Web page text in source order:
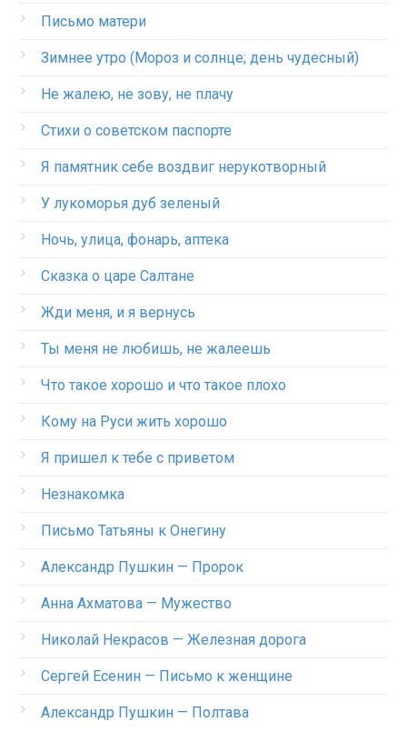
Письмо матери
Зимнее утро (Мороз и солнце; день чудесный)
Не жалею, не зову, не плачу
Стихи о советском паспорте
Я памятник себе воздвиг нерукотворный
У лукоморья дуб зеленый
Ночь, улица, фонарь, аптека
Сказка о царе Салтане
Жди меня, и я вернусь
Ты меня не любишь, не жалеешь
Что такое хорошо и что такое плохо
Кому на Руси жить хорошо
Я пришел к тебе с приветом
Незнакомка
Письмо Татьяны к Онегину
Александр Пушкин — Пророк
Анна Ахматова — Мужество
Николай Некрасов — Железная дорога
Сергей Есенин — Письмо к женщине
Александр Пушкин — Полтава